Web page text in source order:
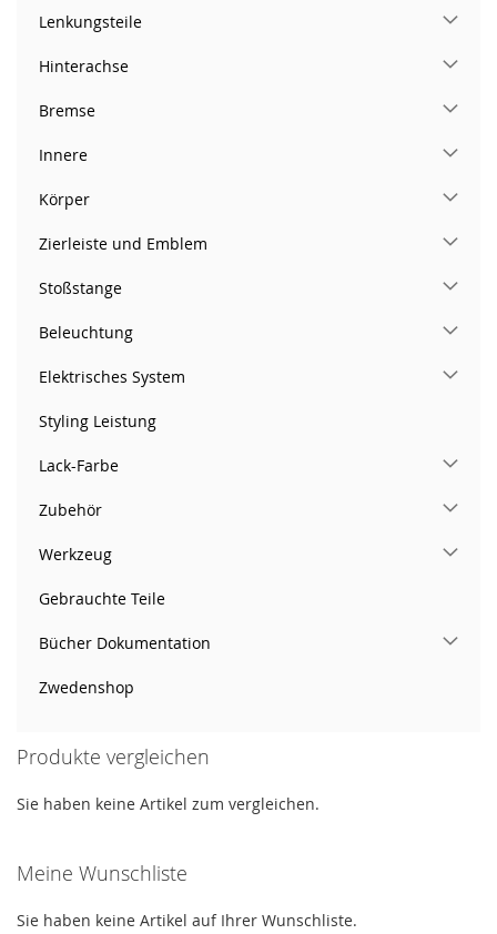
Lenkungsteile
Hinterachse
Bremse
Innere
Körper
Zierleiste und Emblem
Stoßstange
Beleuchtung
Elektrisches System
Styling Leistung
Lack-Farbe
Zubehör
Werkzeug
Gebrauchte Teile
Bücher Dokumentation
Zwedenshop
Produkte vergleichen
Sie haben keine Artikel zum vergleichen.
Meine Wunschliste
Sie haben keine Artikel auf Ihrer Wunschliste.